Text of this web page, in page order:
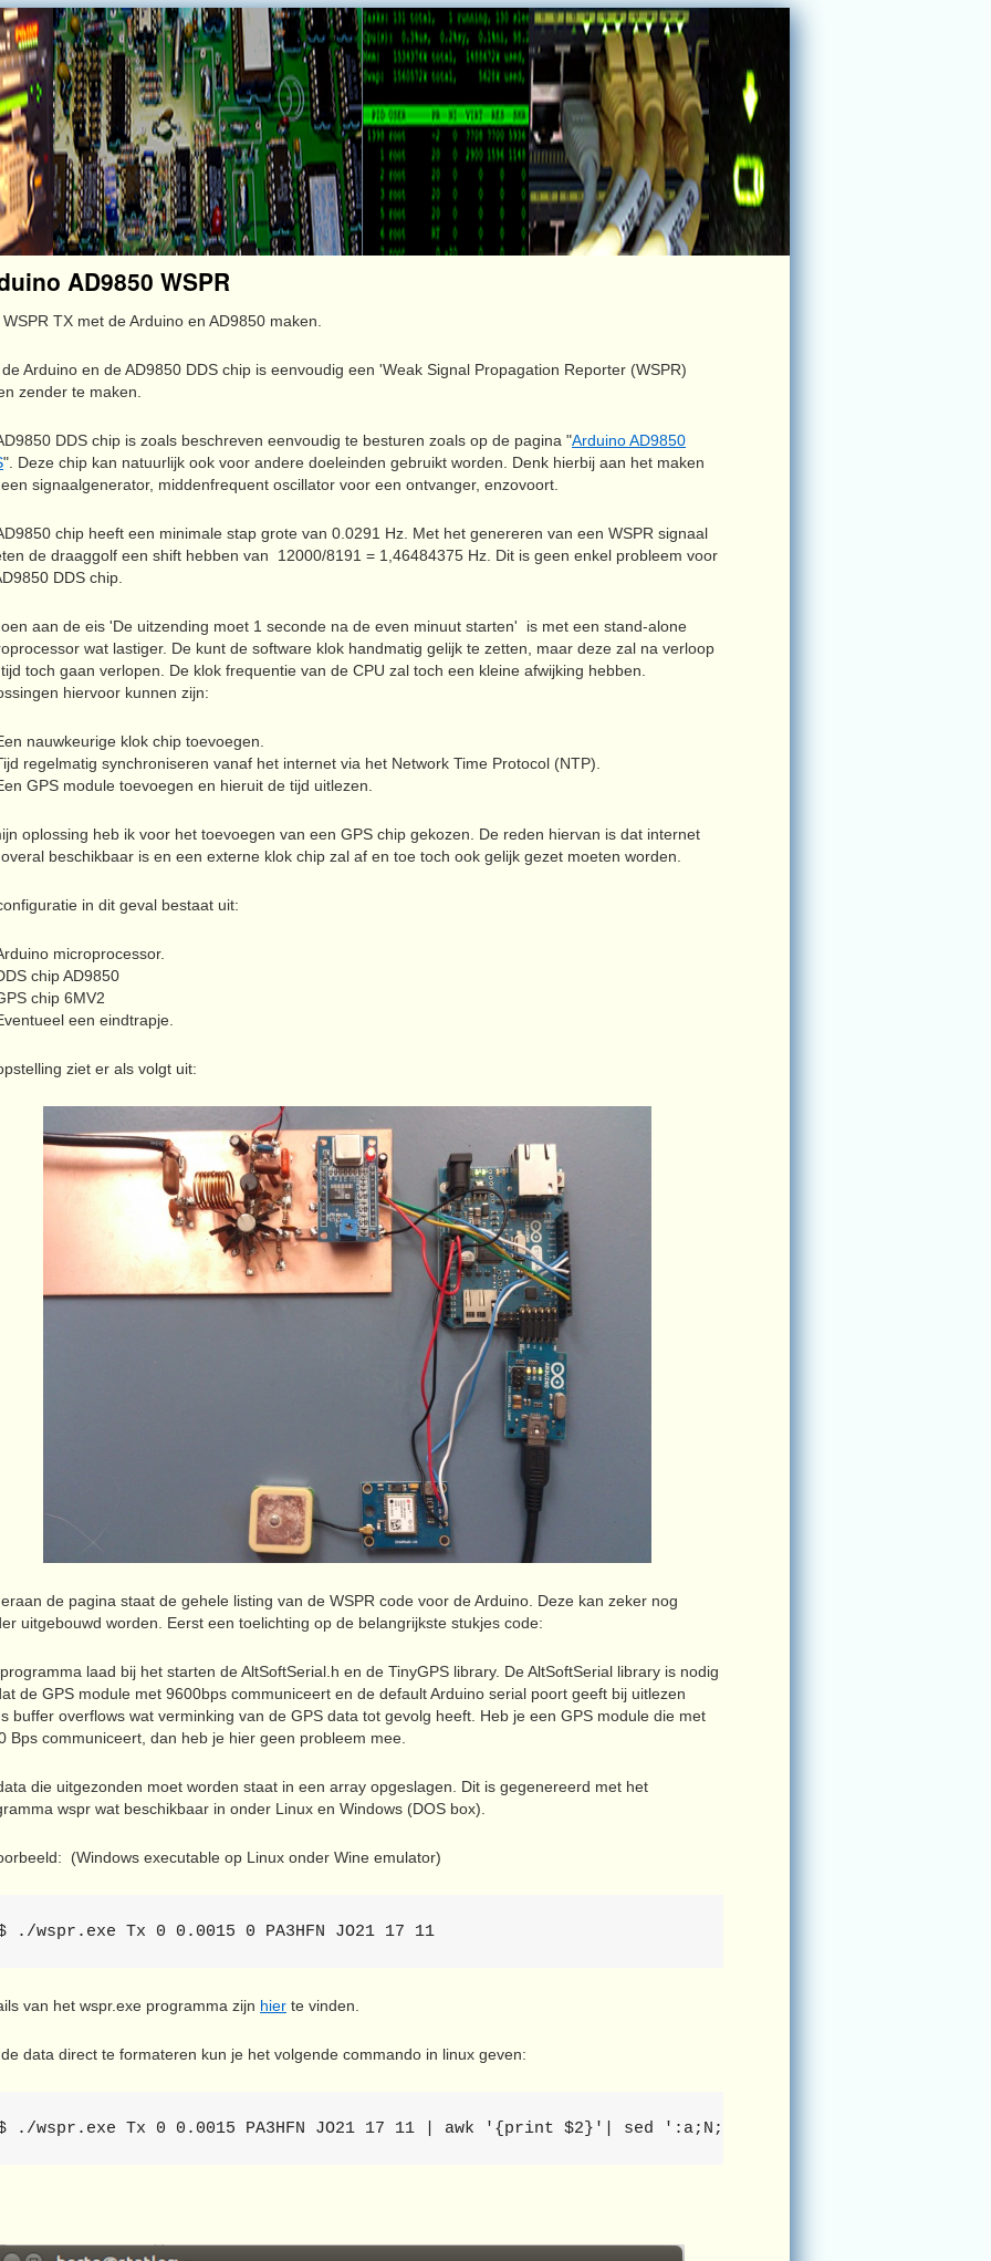
AD9850 WSPR
TX met de Arduino en AD9850 maken.
Arduino en de AD9850 DDS chip is eenvoudig een 'Weak Signal Propagation Reporter (WSPR)
zender te maken.
DDS chip is zoals beschreven eenvoudig te besturen zoals op de pagina "Arduino AD9850
". Deze chip kan natuurlijk ook voor andere doeleinden gebruikt worden. Denk hierbij aan het maken
signaalgenerator, middenfrequent oscillator voor een ontvanger, enzovoort.
chip heeft een minimale stap grote van 0.0291 Hz. Met het genereren van een WSPR signaal
de draaggolf een shift hebben van 12000/8191 = 1,46484375 Hz. Dit is geen enkel probleem voor
DDS chip.
aan de eis 'De uitzending moet 1 seconde na de even minuut starten' is met een stand-alone
wat lastiger. De kunt de software klok handmatig gelijk te zetten, maar deze zal na verloop
toch gaan verlopen. De klok frequentie van de CPU zal toch een kleine afwijking hebben.
hiervoor kunnen zijn:
nauwkeurige klok chip toevoegen.
regelmatig synchroniseren vanaf het internet via het Network Time Protocol (NTP).
GPS module toevoegen en hieruit de tijd uitlezen.
oplossing heb ik voor het toevoegen van een GPS chip gekozen. De reden hiervan is dat internet
beschikbaar is en een externe klok chip zal af en toe toch ook gelijk gezet moeten worden.
in dit geval bestaat uit:
microprocessor.
chip AD9850
chip 6MV2
een eindtrapje.
ziet er als volgt uit:
de pagina staat de gehele listing van de WSPR code voor de Arduino. Deze kan zeker nog
uitgebouwd worden. Eerst een toelichting op de belangrijkste stukjes code:
laad bij het starten de AltSoftSerial.h en de TinyGPS library. De AltSoftSerial library is nodig
de GPS module met 9600bps communiceert en de default Arduino serial poort geeft bij uitlezen
buffer overflows wat verminking van de GPS data tot gevolg heeft. Heb je een GPS module die met
Bps communiceert, dan heb je hier geen probleem mee.
die uitgezonden moet worden staat in een array opgeslagen. Dit is gegenereerd met het
wspr wat beschikbaar in onder Linux en Windows (DOS box).
(Windows executable op Linux onder Wine emulator)
./wspr.exe Tx 0 0.0015 0 PA3HFN JO21 17 11
van het wspr.exe programma zijn hier te vinden.
data direct te formateren kun je het volgende commando in linux geven:
./wspr.exe Tx 0 0.0015 PA3HFN JO21 17 11 | awk '{print $2}'| sed ':a;N;$!ba;s/\n/,/g'